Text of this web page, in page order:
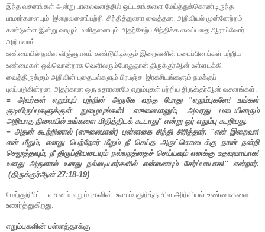
இந்த வசனங்கள் அன்று பாலைவனத்தில் ஒட்டகங்களை மேய்த்துக்கொண்டிருந்த
பாமரர்களையும் இறைவனைப்பற்றி சிந்தித்துணர வைத்தன. அறிவியல் முன்னேற்றம்
கண்டுள்ள இன்று வாழும் மனிதனையும் அதற்கேற்ப சிந்திக்க வைப்பதை ஆராய்வோர்
அறியலாம்.
உண்மையில் நவீன விஞ்ஞானம் கண்டுபிடிக்கும் இறைவனின் படைப்பினங்கள் பற்றிய
உண்மைகள் ஒவ்வொன்றாக வெளிவரும்போதுதான் திருக்குர்ஆன் உள்ளடக்கி
வைத்திருக்கும் அறிவின் புதையல்களும் பிரபஞ்ச இரகசியங்களும் நமக்குப்
புலப்படுகின்றன. அதற்கான ஒரு உதாரணமே எறும்புகள் பற்றிய திருக்குர்ஆன் வசனங்கள்.
= அவர்கள் எறும்புப் புற்றின் அருகே வந்த போது "எறும்புகளே! உங்கள்
குடியிருப்புகளுக்குள் நுழையுங்கள்! ஸுலைமானும், அவரது படையினரும்
அறியாத நிலையில் உங்களை மிதித்திடக் கூடாது'' என்று ஓர் எறும்பு கூறியது.
=அதன் கூற்றினால் (ஸுலைமான்) புன்னகை சிந்தி சிரித்தார். "என் இறைவா!
என் மீதும்,எனது பெற்றோர் மீதும் நீ செய்த அருட்கொடைக்கு நான் நன்றி
செலுத்தவும்,நீ திருப்தியடையும் நல்லறத்தைச் செய்யவும் எனக்கு உதவுவாயாக!
உனது அருளால் உனது நல்லடியார்களில் என்னையும் சேர்ப்பாயாக!'' என்றார்.
(திருக்குர்ஆன்27:18-19)
மேற்குறிபிட்ட வசனம் எறும்புகளின் உலகம் குறித்த சில அறிவியல் உண்மைகளை
உணர்த்துகிறது.
எறும்புகளின் பள்ளத்தாக்கு